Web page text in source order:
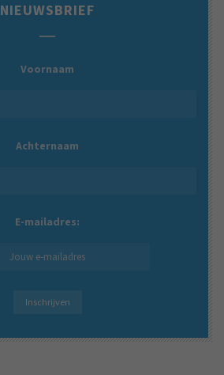
NIEUWSBRIEF
Voornaam
Achternaam
E-mailadres: